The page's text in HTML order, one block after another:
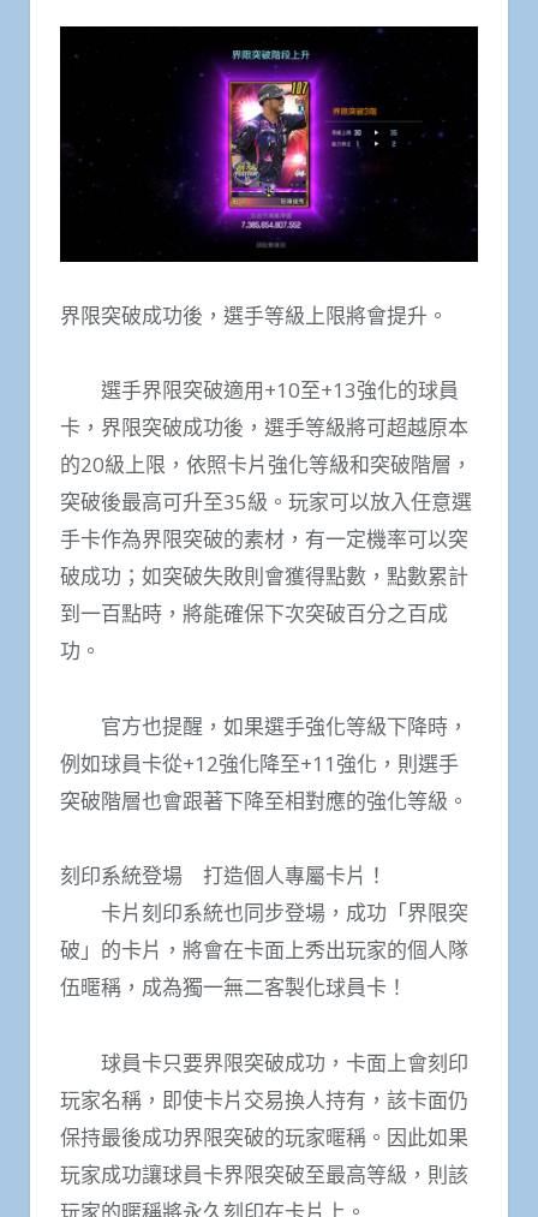
界限突破成功後，選手等級上限將會提升。
選手界限突破適用+10至+13強化的球員
卡，界限突破成功後，選手等級將可超越原本
的20級上限，依照卡片強化等級和突破階層，
突破後最高可升至35級。玩家可以放入任意選
手卡作為界限突破的素材，有一定機率可以突
破成功；如突破失敗則會獲得點數，點數累計
到一百點時，將能確保下次突破百分之百成
功。
官方也提醒，如果選手強化等級下降時，
例如球員卡從+12強化降至+11強化，則選手
突破階層也會跟著下降至相對應的強化等級。
刻印系統登場 打造個人專屬卡片！
卡片刻印系統也同步登場，成功「界限突
破」的卡片，將會在卡面上秀出玩家的個人隊
伍暱稱，成為獨一無二客製化球員卡！
球員卡只要界限突破成功，卡面上會刻印
玩家名稱，即使卡片交易換人持有，該卡面仍
保持最後成功界限突破的玩家暱稱。因此如果
玩家成功讓球員卡界限突破至最高等級，則該
玩家的暱稱將永久刻印在卡片上。